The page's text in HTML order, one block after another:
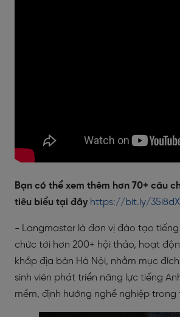
Bạn có thể xem thêm hơn 70+ câu
tiêu biểu tại đây https://bit.ly/
- Langmaster là đơn vị đào tạo
chức tới hơn 200+ hội thảo, hoạt
khắp địa bàn Hà Nội, nhằm mục
sinh viên phát triển năng lực tiếng
mềm, định hướng nghề nghiệp trong